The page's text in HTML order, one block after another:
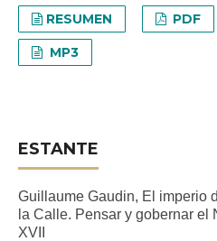
RESUMEN PDF
MP3
ESTANTE
Guillaume Gaudin, El imperio
la Calle. Pensar y gobernar el
XVII